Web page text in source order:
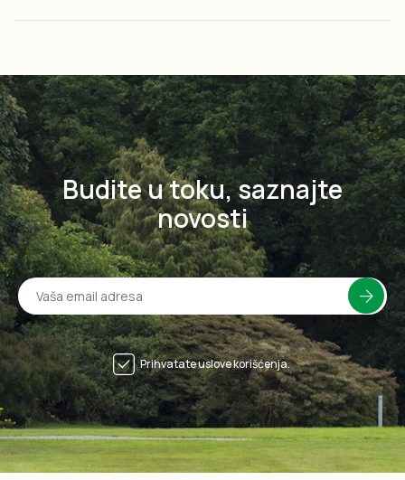
Budite u toku, saznajte
novosti
Prihvatate uslove korišćenja.